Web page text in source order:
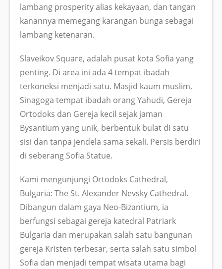
lambang prosperity alias kekayaan, dan tangan
kanannya memegang karangan bunga sebagai
lambang ketenaran.
Slaveikov Square, adalah pusat kota Sofia yang
penting. Di area ini ada 4 tempat ibadah
terkoneksi menjadi satu. Masjid kaum muslim,
Sinagoga tempat ibadah orang Yahudi, Gereja
Ortodoks dan Gereja kecil sejak jaman
Bysantium yang unik, berbentuk bulat di satu
sisi dan tanpa jendela sama sekali. Persis berdiri
di seberang Sofia Statue.
Kami mengunjungi Ortodoks Cathedral,
Bulgaria: The St. Alexander Nevsky Cathedral.
Dibangun dalam gaya Neo-Bizantium, ia
berfungsi sebagai gereja katedral Patriark
Bulgaria dan merupakan salah satu bangunan
gereja Kristen terbesar, serta salah satu simbol
Sofia dan menjadi tempat wisata utama bagi